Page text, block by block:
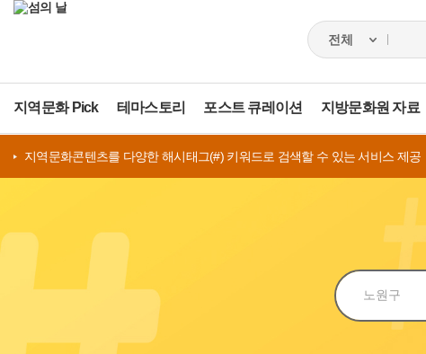
지역문화 Pick 테마스토리 포스트 큐레이션 지방문화원 자료
지역문화콘텐츠를 다양한 해시태그(#) 키워드로 검색할 수 있는 서비스 제공
검색